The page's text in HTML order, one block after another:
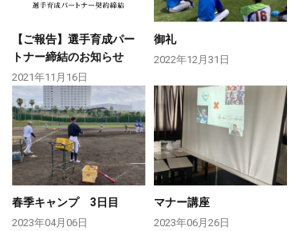
【ご報告】選手育成パー
トナー締結のお知らせ
2021年11月16日
御礼
2022年12月31日
春季キャンプ 3日目
2023年04月06日
マナー講座
2023年06月26日